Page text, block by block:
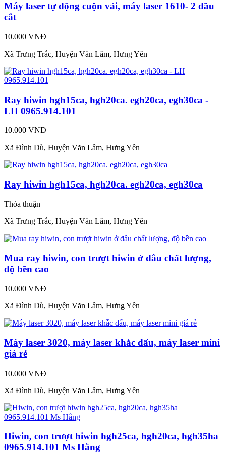
Máy laser tự động cuộn vải, máy laser 1610- 2 đầu
cắt
10.000 VNĐ
Xã Trưng Trắc, Huyện Văn Lâm, Hưng Yên
Ray hiwin hgh15ca, hgh20ca. egh20ca, egh30ca -
LH 0965.914.101
10.000 VNĐ
Xã Đình Dù, Huyện Văn Lâm, Hưng Yên
Ray hiwin hgh15ca, hgh20ca. egh20ca, egh30ca
Thỏa thuận
Xã Trưng Trắc, Huyện Văn Lâm, Hưng Yên
Mua ray hiwin, con trượt hiwin ở đâu chất lượng,
độ bền cao
10.000 VNĐ
Xã Đình Dù, Huyện Văn Lâm, Hưng Yên
Máy laser 3020, máy laser khắc dấu, máy laser mini
giá rẻ
10.000 VNĐ
Xã Đình Dù, Huyện Văn Lâm, Hưng Yên
Hiwin, con trượt hiwin hgh25ca, hgh20ca, hgh35ha
0965.914.101 Ms Hằng